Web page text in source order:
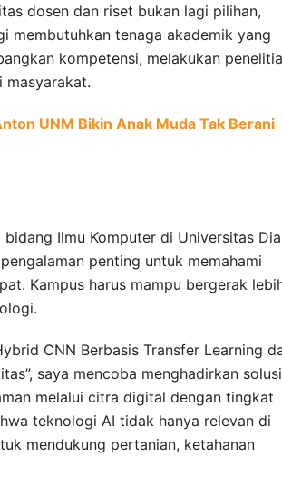
dosen dan riset bukan lagi pilihan,
membutuhkan tenaga akademik yang
kompetensi, melakukan
masyarakat.
UNM Bikin Anak Muda Tak Berani
Ilmu Komputer di Universitas
penting untuk memahami
Kampus harus mampu bergerak
CNN Berbasis Transfer Learning
saya mencoba menghadirkan solusi
melalui citra digital dengan tingkat
teknologi AI tidak hanya relevan di
mendukung pertanian, ketahanan